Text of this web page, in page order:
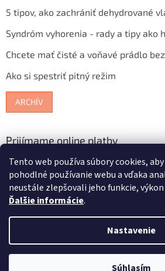
Tento web používa súbory cookies,
pohodlné používanie webu a vďaka
neustále zlepšovali jeho funkcie,
Ďalšie informácie.
Nastavenie
Súhlasím
5 tipov, ako zachrániť dehydrované
Syndróm vyhorenia - rady a tipy ako
Chcete mať čisté a voňavé prádlo
Ako si spestriť pitný režim
ARCHÍV
Prijímame online platby
Copyright 2026Bioterra.sk. Všetky
nastavenie cookies